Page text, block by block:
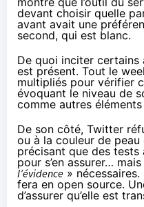
devant choisir quelle
avant avait une
second, qui est blanc.
De quoi inciter certains
est présent. Tout le
multipliés pour vérifier
évoquant le niveau de
comme autres
De son côté, Twitter
ou à la couleur de
précisant que des
pour s’en assurer…
l’évidence »
fera en open source.
d’assurer qu’elle est